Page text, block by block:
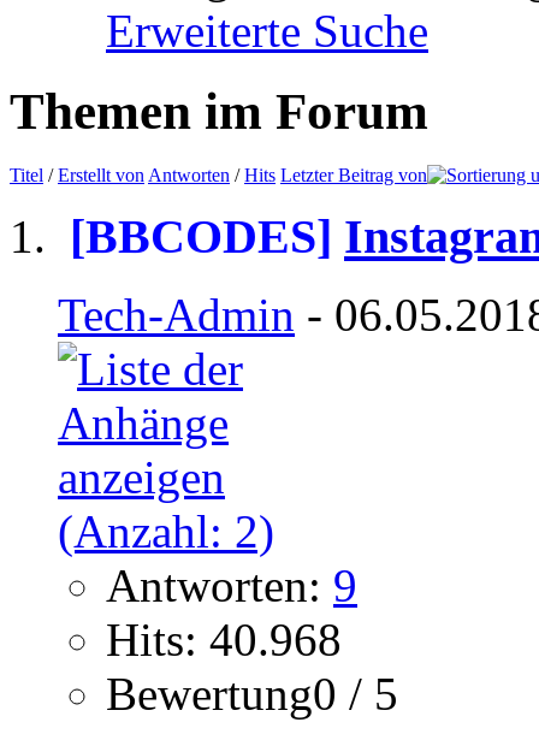
Erweiterte Suche
Themen im Forum
Titel /Erstellt von Antworten /Hits Letzter Beitrag von
[BBCODES]
Tech-Admin -
Antworten: 9
Hits: 40.968
Bewertung0 / 5